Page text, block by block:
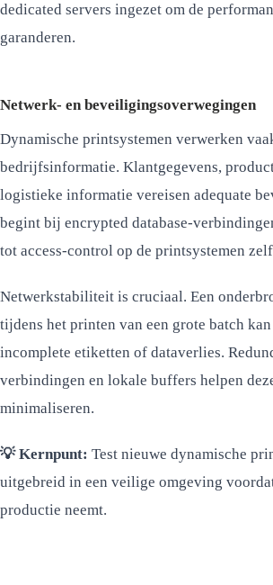
dedicated servers ingezet om de
garanderen.
Netwerk- en beveiligingsoverwegingen
Dynamische printsystemen verwerken
bedrijfsinformatie. Klantgegevens,
logistieke informatie vereisen adequate
begint bij encrypted database-
tot access-control op de printsystemen
Netwerkstabiliteit is cruciaal. Een
tijdens het printen van een grote batch
incomplete etiketten of dataverlies.
verbindingen en lokale buffers helpen
minimaliseren.
💡 Kernpunt: Test nieuwe dynamische
uitgebreid in een veilige omgeving
productie neemt.